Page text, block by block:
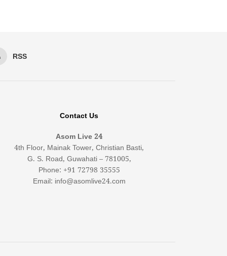
RSS
Contact Us
Asom Live 24
4th Floor, Mainak Tower, Christian Basti,
G. S. Road, Guwahati – 781005,
Phone: +91 72798 35555
Email: info@asomlive24.com